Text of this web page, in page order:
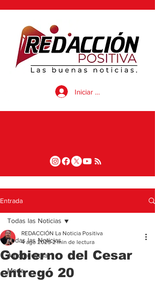
Iniciar sesión
Entrada
Todas las Noticias
Agroindustria
Moda
Todas las Noticias
Gobierno del Cesar
entregó 20
REDACCIÓN La Noticia Positiva
4 ago 2025 2 min de lectura